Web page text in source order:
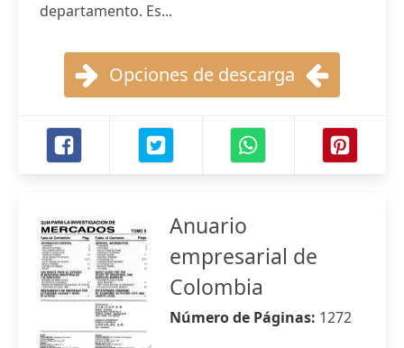
departamento. Es...
Opciones de descarga
Anuario
empresarial de
Colombia
Número de Páginas: 1272